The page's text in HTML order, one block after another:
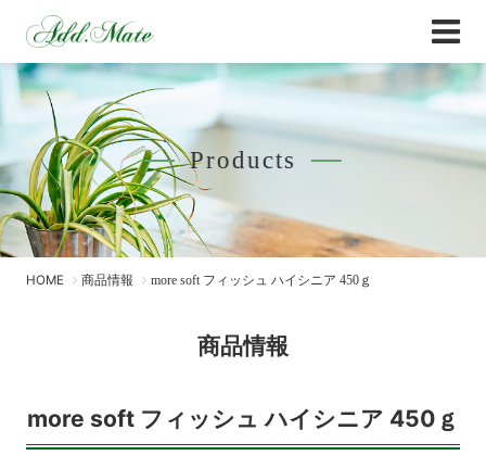
商品情報 - Add.Mate -アド・メイト オフィシ
Products
HOME 商品情報 more soft フィッシュ ハイシニア 450ｇ
商品情報
more soft フィッシュ ハイシニア 450ｇ